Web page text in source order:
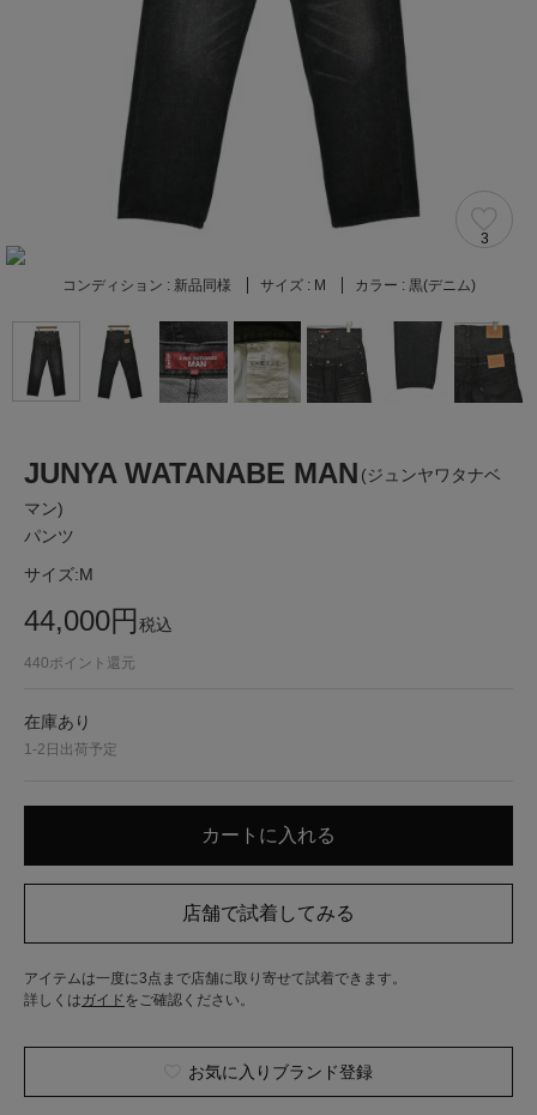
3
コンディション : 新品同様 サイズ : M カラー : 黒(デニム)
JUNYA WATANABE MAN (ジュンヤワタナベ
マン)
パンツ
サイズ:M
44,000円税込
440ポイント還元
在庫あり
1-2日出荷予定
アイテムは一度に3点まで店舗に取り寄せて試着できます。
詳しくはガイド をご確認ください。
お気に入りブランド登録